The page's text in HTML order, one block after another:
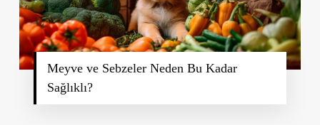
Meyve ve Sebzeler Neden Bu Kadar
Sağlıklı?